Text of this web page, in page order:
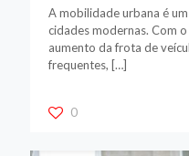
A mobilidade urbana é
cidades modernas. Com
aumento da frota de
frequentes, […]
0